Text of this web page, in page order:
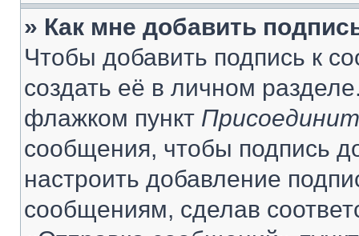
» Как мне добавить
Чтобы добавить подпись к
создать её в личном
флажком пункт
сообщения, чтобы подпись
настроить добавление
сообщениям, сделав